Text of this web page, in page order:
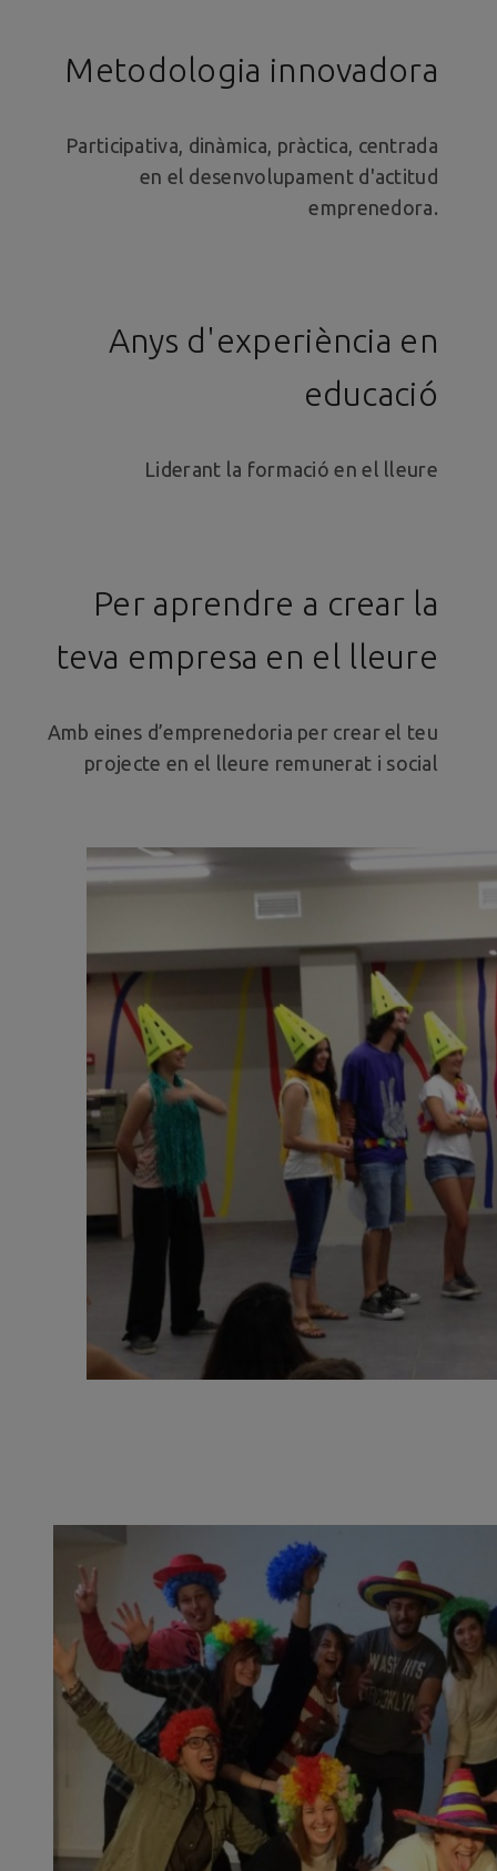
Metodologia innovadora
Participativa, dinàmica, pràctica, centrada
en el desenvolupament d'actitud
emprenedora.
Anys d'experiència en
educació
Liderant la formació en el lleure
Per aprendre a crear la
teva empresa en el lleure
Amb eines d’emprenedoria per crear el teu
projecte en el lleure remunerat i social